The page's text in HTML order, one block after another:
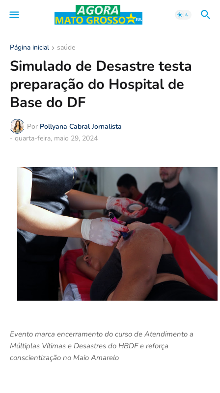
Página inicial saúde
Simulado de Desastre testa
preparação do Hospital de
Base do DF
Por Pollyana Cabral Jornalista
- quarta-feira, maio 29, 2024
Evento marca encerramento do curso de Atendimento a
Múltiplas Vítimas e Desastres do HBDF e reforça
conscientização no Maio Amarelo